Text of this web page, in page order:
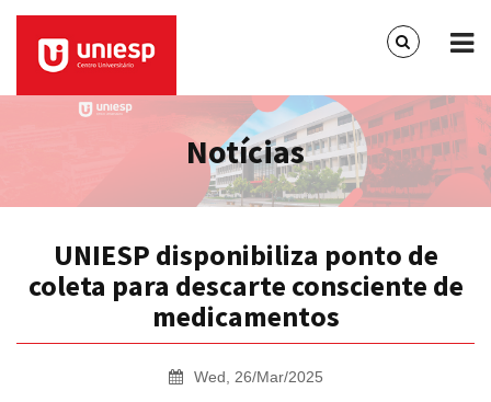
Notícias
UNIESP disponibiliza ponto de
coleta para descarte consciente de
medicamentos
Wed, 26/Mar/2025